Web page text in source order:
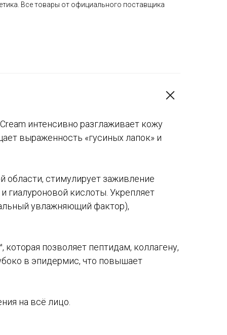
Все товары от официального поставщика
интенсивно разглаживает кожу
выраженность «гусиных лапок» и
области, стимулирует заживление
гиалуроновой кислоты. Укрепляет
увлажняющий фактор),
которая позволяет пептидам, коллагену,
в эпидермис, что повышает
на всё лицо.